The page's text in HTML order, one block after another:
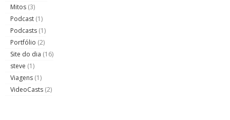
Mitos (3)
Podcast (1)
Podcasts (1)
Portfólio (2)
Site do dia (16)
steve (1)
Viagens (1)
VideoCasts (2)